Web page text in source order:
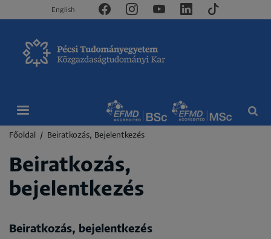
English
Morzsa
Főoldal Beiratkozás, Bejelentkezés
Beiratkozás,
bejelentkezés
Beiratkozás, bejelentkezés